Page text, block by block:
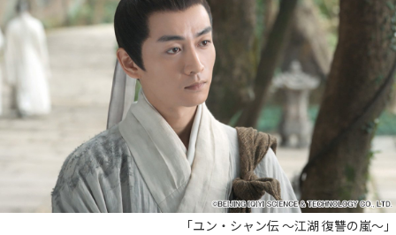
「ユン・シャン伝 ～江湖 復讐の嵐～」